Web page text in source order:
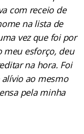
com receio de
na lista de
vez que foi por
meu esforço, deu
na hora. Foi
ao mesmo
pela minha